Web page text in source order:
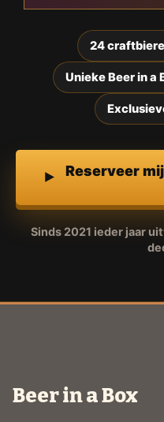
24
Unieke Beer in a
Reserveer
Sinds 2021 ieder jaar
Beer in a Box